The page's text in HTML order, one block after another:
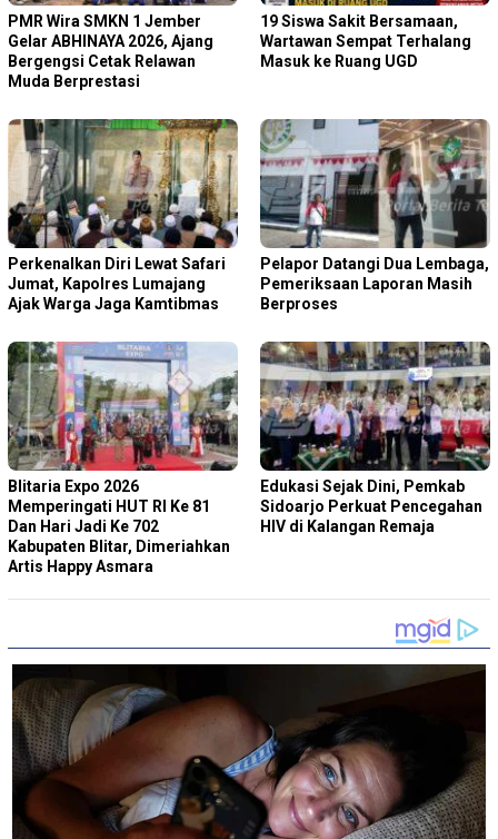
PMR Wira SMKN 1 Jember
Gelar ABHINAYA 2026, Ajang
Bergengsi Cetak Relawan
Muda Berprestasi
19 Siswa Sakit Bersamaan,
Wartawan Sempat Terhalang
Masuk ke Ruang UGD
Perkenalkan Diri Lewat Safari
Jumat, Kapolres Lumajang
Ajak Warga Jaga Kamtibmas
Pelapor Datangi Dua Lembaga,
Pemeriksaan Laporan Masih
Berproses
Blitaria Expo 2026
Memperingati HUT RI Ke 81
Dan Hari Jadi Ke 702
Kabupaten Blitar, Dimeriahkan
Artis Happy Asmara
Edukasi Sejak Dini, Pemkab
Sidoarjo Perkuat Pencegahan
HIV di Kalangan Remaja